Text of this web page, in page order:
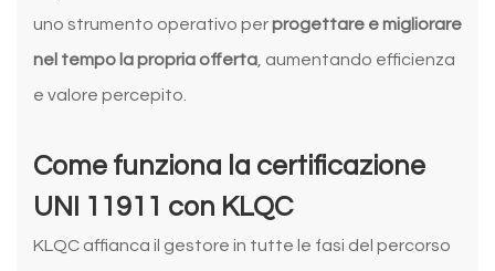
uno strumento operativo perprogettare e migliorare
nel tempo la propria offerta, aumentando efficienza
e valore percepito.
Come funziona la certificazione
UNI 11911 con KLQC
KLQC affianca il gestore in tutte le fasi del percorso